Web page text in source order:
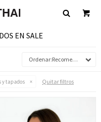
EN SALE
Recomendados
y tapados Quitar filtros